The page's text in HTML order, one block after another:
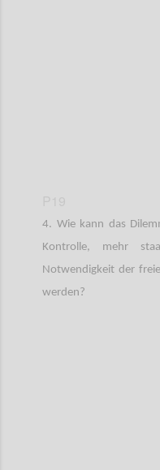
4. Wie kann das
Kontrolle, mehr
Notwendigkeit der
werden?